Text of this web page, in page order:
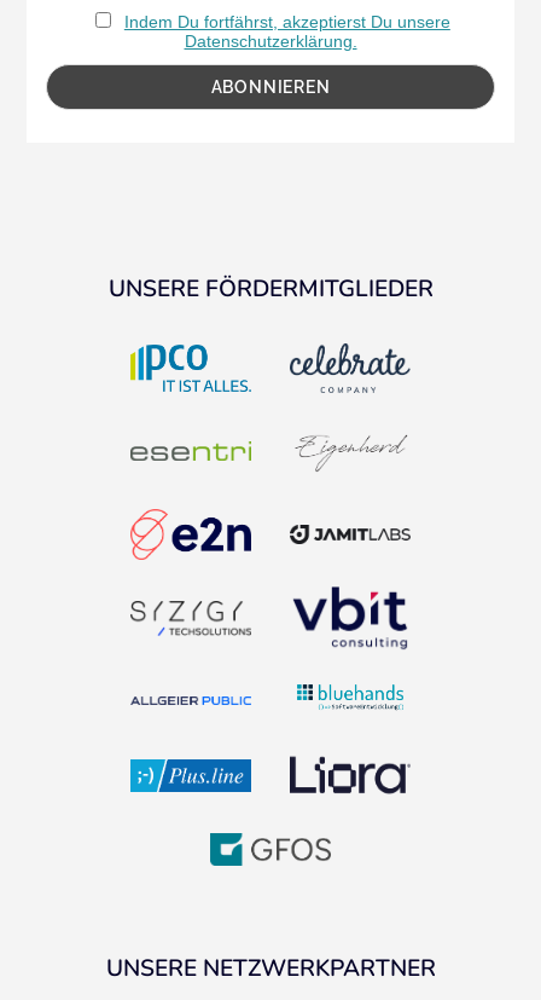
Indem Du fortfährst, akzeptierst Du unsere
Datenschutzerklärung.
UNSERE FÖRDERMITGLIEDER
UNSERE NETZWERKPARTNER